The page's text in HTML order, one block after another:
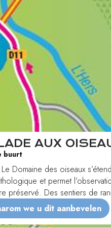
AUX
buurt
Domaine des oiseaux
et permet
préservé. Des sentiers de
aménagés le long des trois
observatoires vous permettront
we u dit aanbevelen